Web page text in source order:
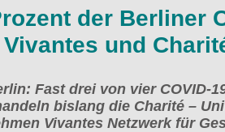
der Berliner
und
Fast drei von vier COVID-
bislang die Charité –
Vivantes Netzwerk für